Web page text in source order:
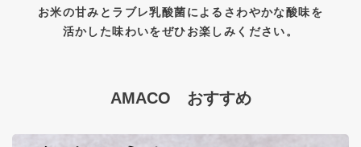
お米の甘みとラブレ乳酸菌によるさわやかな酸味を
活かした味わいをぜひお楽しみください。
AMACO おすすめ